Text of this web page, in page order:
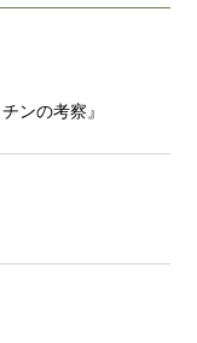
ンの考察』